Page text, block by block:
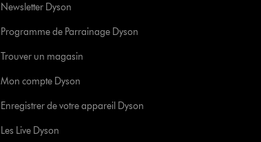
Newsletter Dyson
Programme de Parrainage Dyson
Trouver un magasin
Mon compte Dyson
Enregistrer de votre appareil Dyson
Les Live Dyson